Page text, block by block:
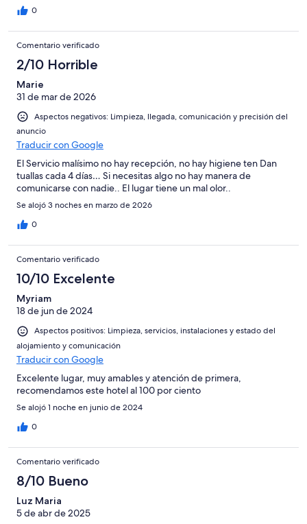
0
Comentario verificado
2/10 Horrible
Marie
31 de mar de 2026
Aspectos negativos: Limpieza, llegada, comunicación y precisión del
anuncio
Traducir con Google
El Servicio malísimo no hay recepción, no hay higiene ten Dan
tuallas cada 4 días… Si necesitas algo no hay manera de
comunicarse con nadie.. El lugar tiene un mal olor..
Se alojó 3 noches en marzo de 2026
0
Comentario verificado
10/10 Excelente
Myriam
18 de jun de 2024
Aspectos positivos: Limpieza, servicios, instalaciones y estado del
alojamiento y comunicación
Traducir con Google
Excelente lugar, muy amables y atención de primera,
recomendamos este hotel al 100 por ciento
Se alojó 1 noche en junio de 2024
0
Comentario verificado
8/10 Bueno
Luz Maria
5 de abr de 2025